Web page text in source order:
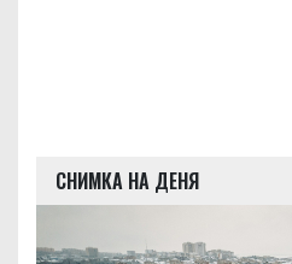
СНИМКА НА ДЕНЯ